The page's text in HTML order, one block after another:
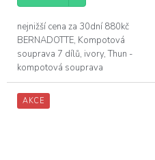
nejnižší cena za 30dní 880kč
BERNADOTTE, Kompotová
souprava 7 dílů, ivory, Thun -
kompotová souprava
BERNADOTTE bez dekoru, v
barvě slonová kost obsahuje: -
6 ks kompotová mísa...
AKCE